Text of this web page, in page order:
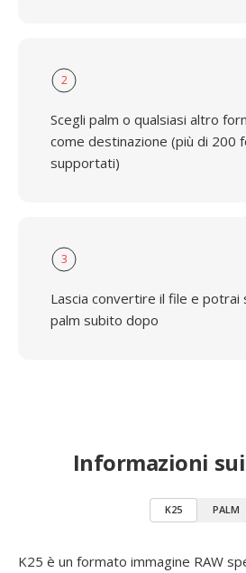
2
Scegli palm o qualsiasi altro
come destinazione (più di 200
supportati)
3
Lascia convertire il file e potrai
palm subito dopo
Informazioni
K25 PALM
K25 è un formato immagine RAW